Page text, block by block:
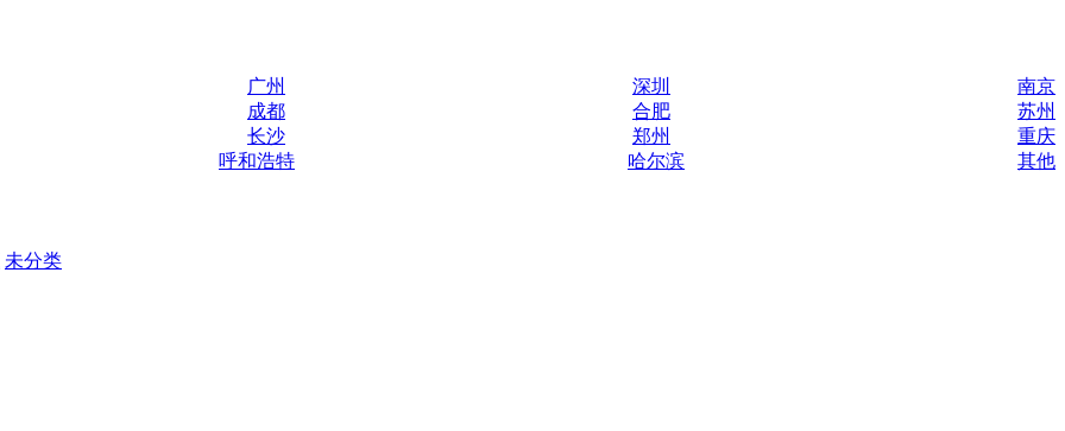
广州 深圳
南京
成都 合肥
苏州
长沙 郑州
重庆
呼和浩特 哈尔滨
其他
未分类